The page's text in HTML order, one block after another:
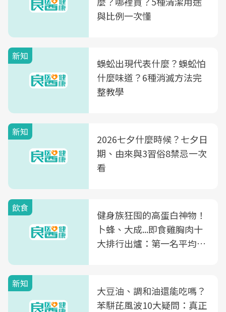
與比例一次懂
新知
蜈蚣出現代表什麼？蜈蚣怕
什麼味道？6種消滅方法完
整教學
新知
2026七夕什麼時候？七夕日
期、由來與3習俗8禁忌一次
看
飲食
健身族狂囤的高蛋白神物！
卜蜂、大成...即食雞胸肉十
大排行出爐：第一名平均一
新知
大豆油、調和油還能吃嗎？
苯駢芘風波10大疑問：真正